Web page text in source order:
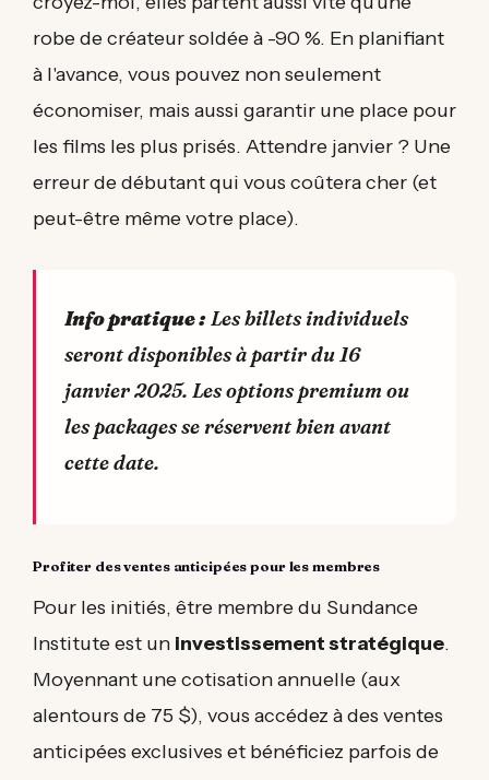
robe de créateur soldée à -90 %. En planifiant
à l'avance, vous pouvez non seulement
économiser, mais aussi garantir une place pour
les films les plus prisés. Attendre janvier ? Une
erreur de débutant qui vous coûtera cher (et
peut-être même votre place).
Info pratique :Les billets individuels
seront disponibles à partir du 16
janvier 2025. Les options premium ou
les packages se réservent bien avant
cette date.
Profiter des ventes anticipées pour les membres
Pour les initiés, être membre du Sundance
Institute est un investissement stratégique.
Moyennant une cotisation annuelle (aux
alentours de 75 $), vous accédez à des ventes
anticipées exclusives et bénéficiez parfois de